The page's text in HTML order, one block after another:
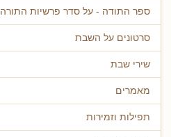
ספר התודה - על סדר פרשיות התורה
סרטונים על השבת
שירי שבת
מאמרים
תפילות וזמירות